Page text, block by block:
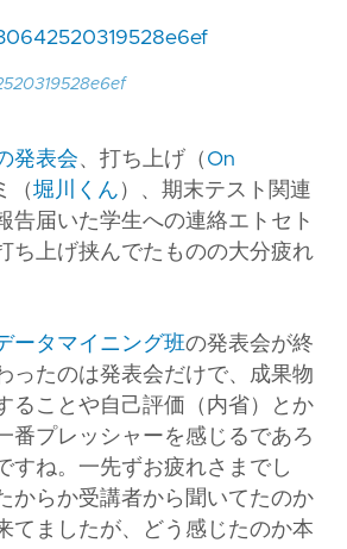
発表会、打ち上げ（ On
（堀川くん ）、期末テスト関連
告届いた学生への連絡エトセト
ち上げ挟んでたものの大分疲れ
ータマイニング班の発表会が終
ったのは発表会だけで、成果物
ることや自己評価（内省）とか
番プレッシャーを感じるであろ
すね。一先ずお疲れさまでし
からか受講者から聞いてたのか
てましたが、どう感じたのか本